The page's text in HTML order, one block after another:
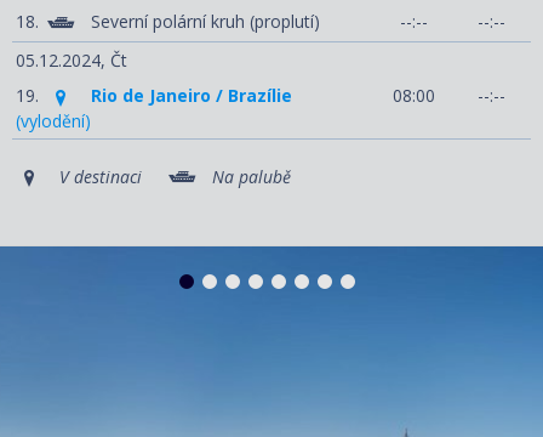
18.
Severní polární kruh (proplutí) --:--
--:--
05.12.2024, Čt
19.
Rio de Janeiro / Brazílie
(vylodění)
08:00 --:--
V destinaci Na palubě